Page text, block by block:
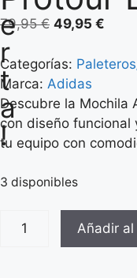
e
r
t
a
!
79,95€ 49,95 €
Categorías:
Marca: Adidas
Descubre la Mochila
con diseño
tu equipo con
3 disponibles
Añadir